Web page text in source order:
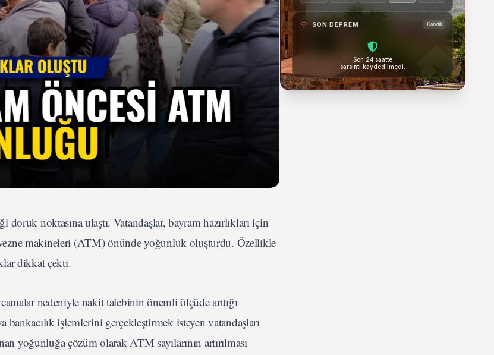
noktasına ulaştı. Vatandaşlar, bayram hazırlıkları için
makineleri (ATM) önünde yoğunluk oluşturdu. Özellikle
dikkat çekti.
nedeniyle nakit talebinin önemli ölçüde arttığı
işlemlerini gerçekleştirmek isteyen vatandaşları
yoğunluğa çözüm olarak ATM sayılarının artırılması
SON DEPREM Kandilli
Son 24 saatte
sarsıntı kaydedilmedi.